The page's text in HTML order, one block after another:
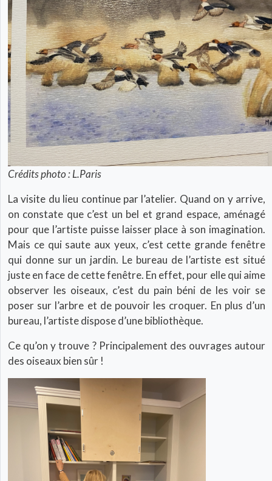
Crédits photo : L.Paris
La visite du lieu continue par l’atelier. Quand on y arrive,
on constate que c’est un bel et grand espace, aménagé
pour que l’artiste puisse laisser place à son imagination.
Mais ce qui saute aux yeux, c’est cette grande fenêtre
qui donne sur un jardin. Le bureau de l’artiste est situé
juste en face de cette fenêtre. En effet, pour elle qui aime
observer les oiseaux, c’est du pain béni de les voir se
poser sur l’arbre et de pouvoir les croquer. En plus d’un
bureau, l’artiste dispose d’une bibliothèque.
Ce qu’on y trouve ? Principalement des ouvrages autour
des oiseaux bien sûr !